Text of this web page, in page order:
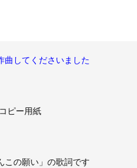
曲してくださいました
ピー用紙
この願い」の歌詞です